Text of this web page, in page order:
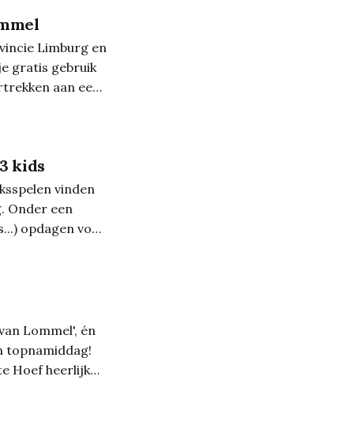
Limburg en
gratis gebruik
aan een
kids
vinden
Onder een
opdagen voor
Lommel', én
topnamiddag!
Hoef heerlijk